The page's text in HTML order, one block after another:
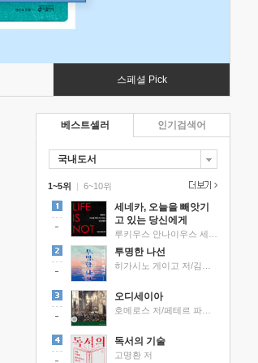
스페셜 Pick
베스트셀러
국내도서
1~5위 |
세네카, 오늘을 빼앗기
고 있는 당신에게
투명한 나선
오디세이아
독서의 기술
고명환 저
6~10위
인기검색어